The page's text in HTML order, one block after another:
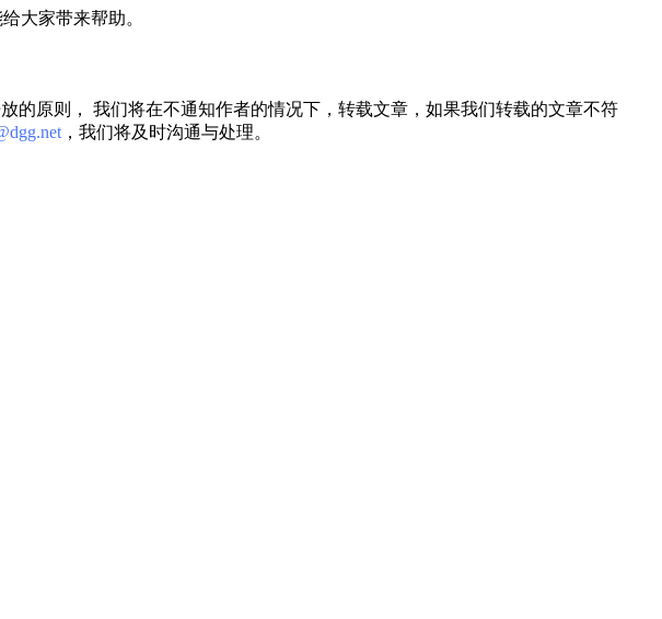
大家带来帮助。
的原则， 我们将在不通知作者的情况下，转载文章，如果我们转载的文章不符
，我们将及时沟通与处理。